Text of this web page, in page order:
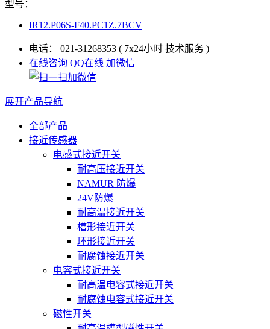
型号：
IR12.P06S-F40.PC1Z.7BCV
电话： 021-31268353 ( 7x24小时 技术服务 )
在线咨询 QQ在线 加微信
展开产品导航
全部产品
接近传感器
电感式接近开关
耐高压接近开关
NAMUR 防爆
24V防爆
耐高温接近开关
槽形接近开关
环形接近开关
耐腐蚀接近开关
电容式接近开关
耐高温电容式接近开关
耐腐蚀电容式接近开关
磁性开关